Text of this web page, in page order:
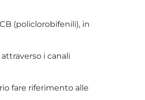
(policlorobifenili), in
i canali
fare riferimento alle